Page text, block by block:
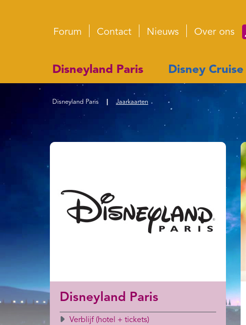
Forum Contact Nieuws Over ons
Disneyland Paris Disney Cruise
Disneyland Paris Jaarkaarten
Disneyland Paris
Verblijf (hotel + tickets)